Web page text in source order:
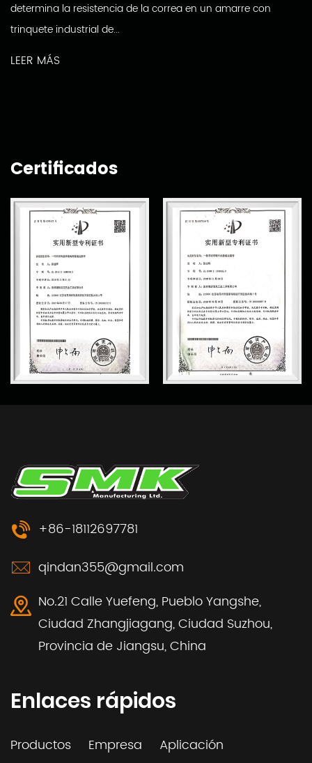
determina la resistencia de la correa en un amarre con
trinquete industrial de...
LEER MÁS
Certificados
+86-18112697781
qindan355@gmail.com
No.21 Calle Yuefeng, Pueblo Yangshe,
Ciudad Zhangjiagang, Ciudad Suzhou,
Provincia de Jiangsu, China
Enlaces rápidos
Productos Empresa
Aplicación